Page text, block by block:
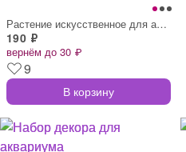
Растение искусственное для аквариума, 4×
190 ₽
вернём до 30 ₽
9
В корзину